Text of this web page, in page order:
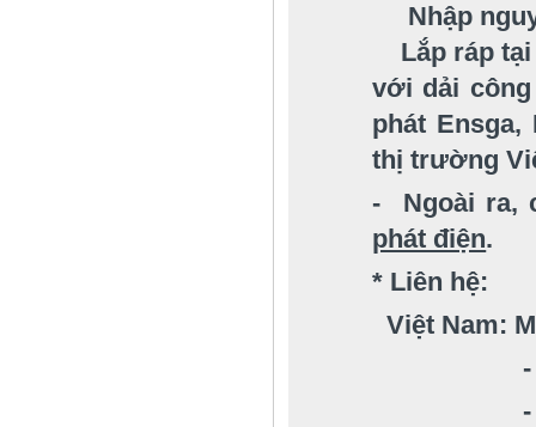
Nhập
Lắp ráp tại
với dải công
phát Ensga,
thị trường
- Ngoài ra,
phát điện.
* Liên hệ:
Việt Nam:
- Email:
- Điện